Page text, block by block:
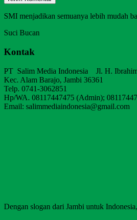
SMI menjadikan semuanya lebih mudah
Suci Bucan
Kontak
PT Salim Media Indonesia Jl. H.
Kec. Alam Barajo, Jambi 36361
Telp. 0741-3062851
Hp/WA. 08117447475 (Admin);
Email: salimmediaindonesia@gmail.com
Dengan slogan dari Jambi untuk